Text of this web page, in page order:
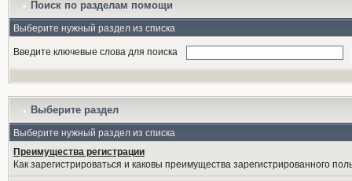
Поиск по разделам помощи
Выберите нужный раздел из списка
Введите ключевые слова для поиска
Выберите раздел
Выберите нужный раздел из списка
Преимущества регистрации
Как зарегистрироваться и каковы преимущества зарегистрированного